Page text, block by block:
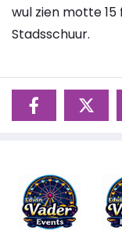
wul zien motte
Stadsschuur.